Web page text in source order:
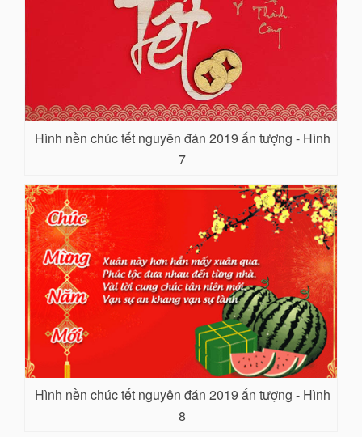
Hình nền chúc tết nguyên đán 2019 ấn tượng - Hình
7
Hình nền chúc tết nguyên đán 2019 ấn tượng - Hình
8